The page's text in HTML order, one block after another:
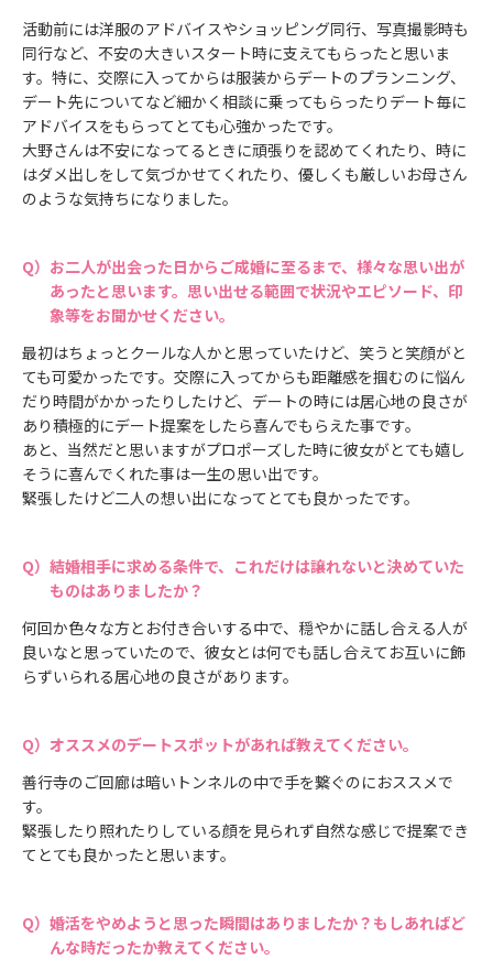
活動前には洋服のアドバイスやショッピング同行、写真撮影時も
同行など、不安の大きいスタート時に支えてもらったと思いま
す。特に、交際に入ってからは服装からデートのプランニング、
デート先についてなど細かく相談に乗ってもらったりデート毎に
アドバイスをもらってとても心強かったです。
大野さんは不安になってるときに頑張りを認めてくれたり、時に
はダメ出しをして気づかせてくれたり、優しくも厳しいお母さん
のような気持ちになりました。
お二人が出会った日からご成婚に至るまで、様々な思い出が
あったと思います。思い出せる範囲で状況やエピソード、印
象等をお聞かせください。
最初はちょっとクールな人かと思っていたけど、笑うと笑顔がと
ても可愛かったです。交際に入ってからも距離感を掴むのに悩ん
だり時間がかかったりしたけど、デートの時には居心地の良さが
あり積極的にデート提案をしたら喜んでもらえた事です。
あと、当然だと思いますがプロポーズした時に彼女がとても嬉し
そうに喜んでくれた事は一生の思い出です。
緊張したけど二人の想い出になってとても良かったです。
結婚相手に求める条件で、これだけは譲れないと決めていた
ものはありましたか？
何回か色々な方とお付き合いする中で、穏やかに話し合える人が
良いなと思っていたので、彼女とは何でも話し合えてお互いに飾
らずいられる居心地の良さがあります。
オススメのデートスポットがあれば教えてください。
善行寺のご回廊は暗いトンネルの中で手を繋ぐのにおススメで
す。
緊張したり照れたりしている顔を見られず自然な感じで提案でき
てとても良かったと思います。
婚活をやめようと思った瞬間はありましたか？もしあればど
んな時だったか教えてください。